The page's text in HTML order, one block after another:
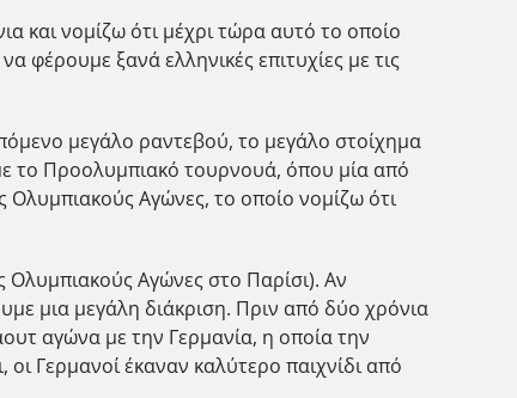
και νομίζω ότι μέχρι τώρα αυτό το οποίο
ξανά ελληνικές επιτυχίες με τις
μεγάλο ραντεβού, το μεγάλο στοίχημα
το Προολυμπιακό τουρνουά, όπου μία από
Ολυμπιακούς Αγώνες, το οποίο νομίζω ότι
Ολυμπιακούς Αγώνες στο Παρίσι). Αν
μια μεγάλη διάκριση. Πριν από δύο χρόνια
αγώνα με την Γερμανία, η οποία την
Γερμανοί έκαναν καλύτερο παιχνίδι από